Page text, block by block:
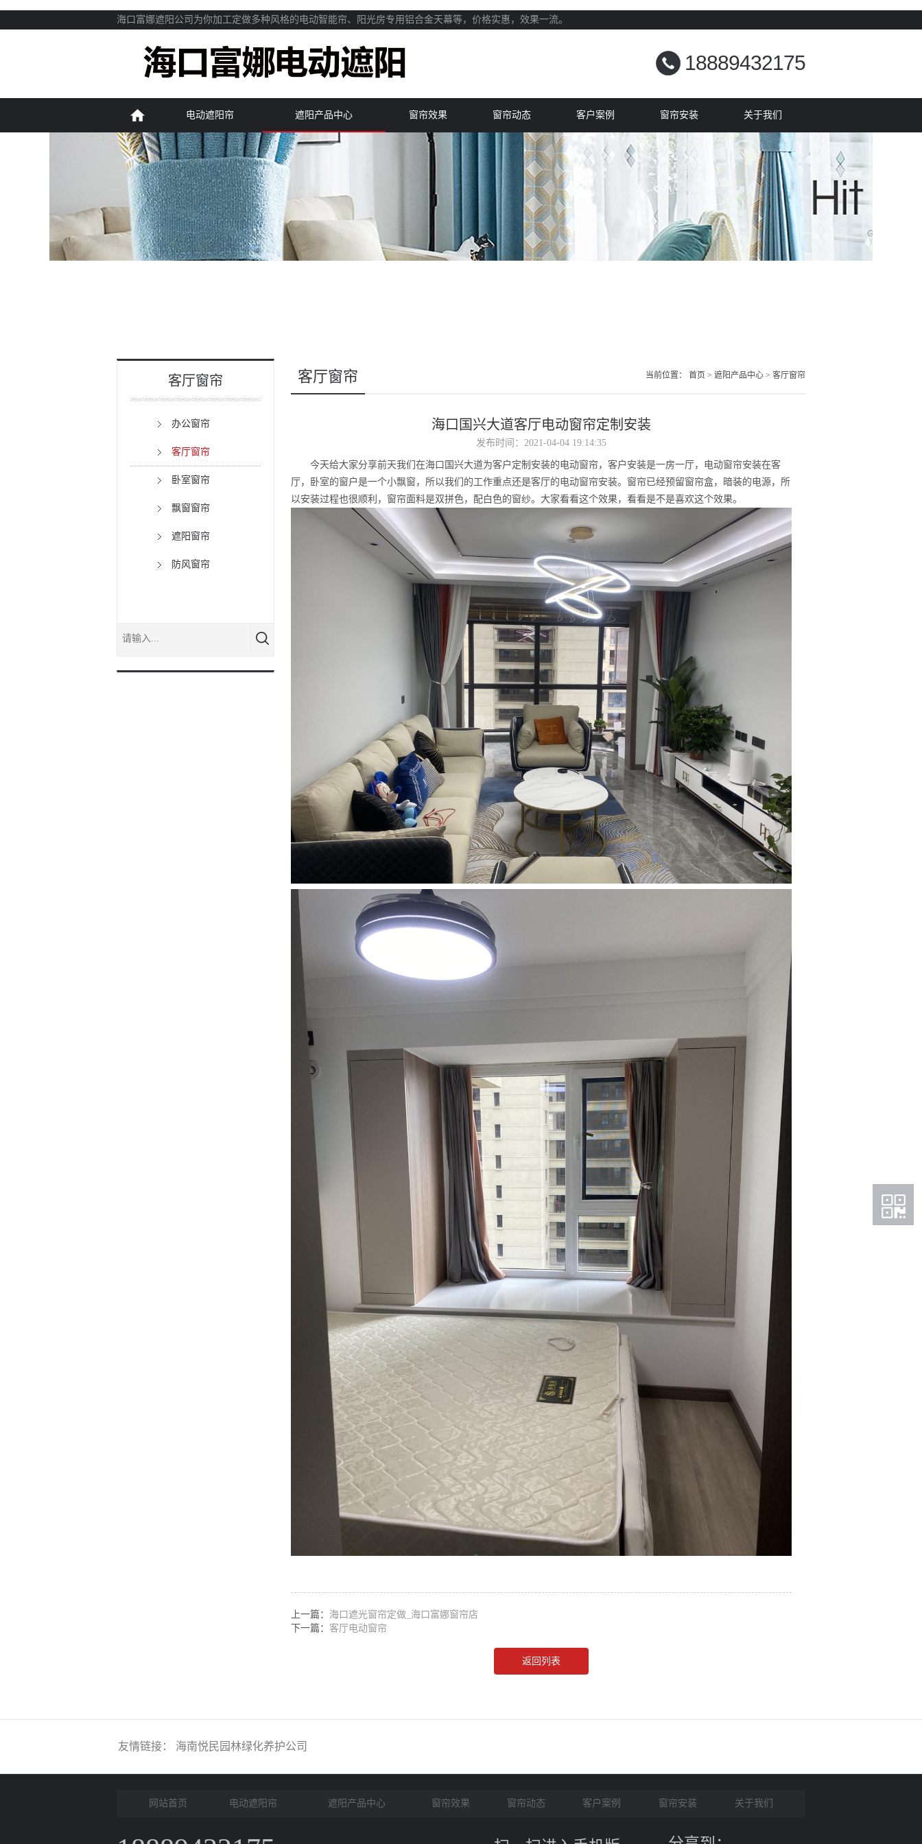
海口富娜遮阳公司为你加工定做多种风格的电动智能帘、阳光房专用铝合金天幕等，价格实惠，效果一流。
18889432175
电动遮阳帘 遮阳产品中心 窗帘效果 窗帘动态 客户案例 窗帘安装 关于我们
客厅窗帘
办公窗帘
客厅窗帘
卧室窗帘
飘窗窗帘
遮阳窗帘
防风窗帘
客厅窗帘 当前位置： 首页 > 遮阳产品中心 > 客厅窗帘
海口国兴大道客厅电动窗帘定制安装
发布时间：2021-04-04 19:14:35
今天给大家分享前天我们在海口 国兴大道为客户定制安装的电动窗帘，客户安装是一房一厅，电动窗帘安装在客
厅，卧室的窗户是一个小飘窗，所以我们的工作重点还是客厅的电动窗帘安装。窗帘已经预留窗帘盒，暗装的电源，所
以安装过程也很顺利，窗帘面料是双拼色，配白色的窗纱。大家看看这个效果，看看是不是喜欢这个效果。
上一篇： 海口遮光窗帘定做_海口富娜窗帘店
下一篇： 客厅电动窗帘
返回列表
友情链接： 海南悦民园林绿化养护公司
网站首页 电动遮阳帘 遮阳产品中心 窗帘效果 窗帘动态 客户案例 窗帘安装 关于我们